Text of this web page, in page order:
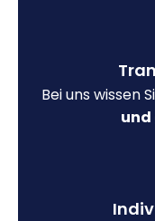
Bei uns wissen